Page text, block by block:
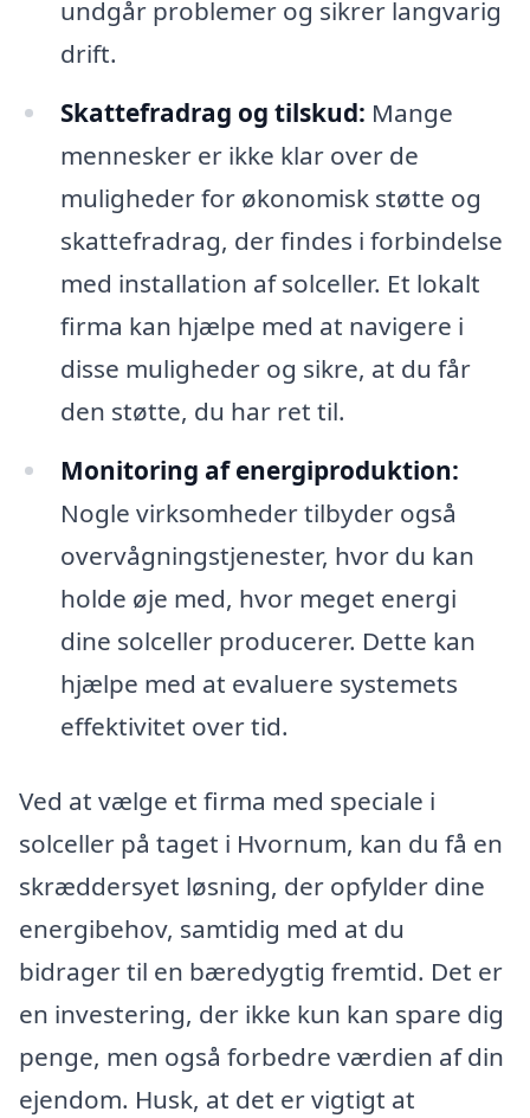
undgår problemer og sikrer langvarig
drift.
Skattefradrag og tilskud: Mange
mennesker er ikke klar over de
muligheder for økonomisk støtte og
skattefradrag, der findes i forbindelse
med installation af solceller. Et lokalt
firma kan hjælpe med at navigere i
disse muligheder og sikre, at du får
den støtte, du har ret til.
Monitoring af energiproduktion:
Nogle virksomheder tilbyder også
overvågningstjenester, hvor du kan
holde øje med, hvor meget energi
dine solceller producerer. Dette kan
hjælpe med at evaluere systemets
effektivitet over tid.
Ved at vælge et firma med speciale i
solceller på taget i Hvornum, kan du få en
skræddersyet løsning, der opfylder dine
energibehov, samtidig med at du
bidrager til en bæredygtig fremtid. Det er
en investering, der ikke kun kan spare dig
penge, men også forbedre værdien af din
ejendom. Husk, at det er vigtigt at